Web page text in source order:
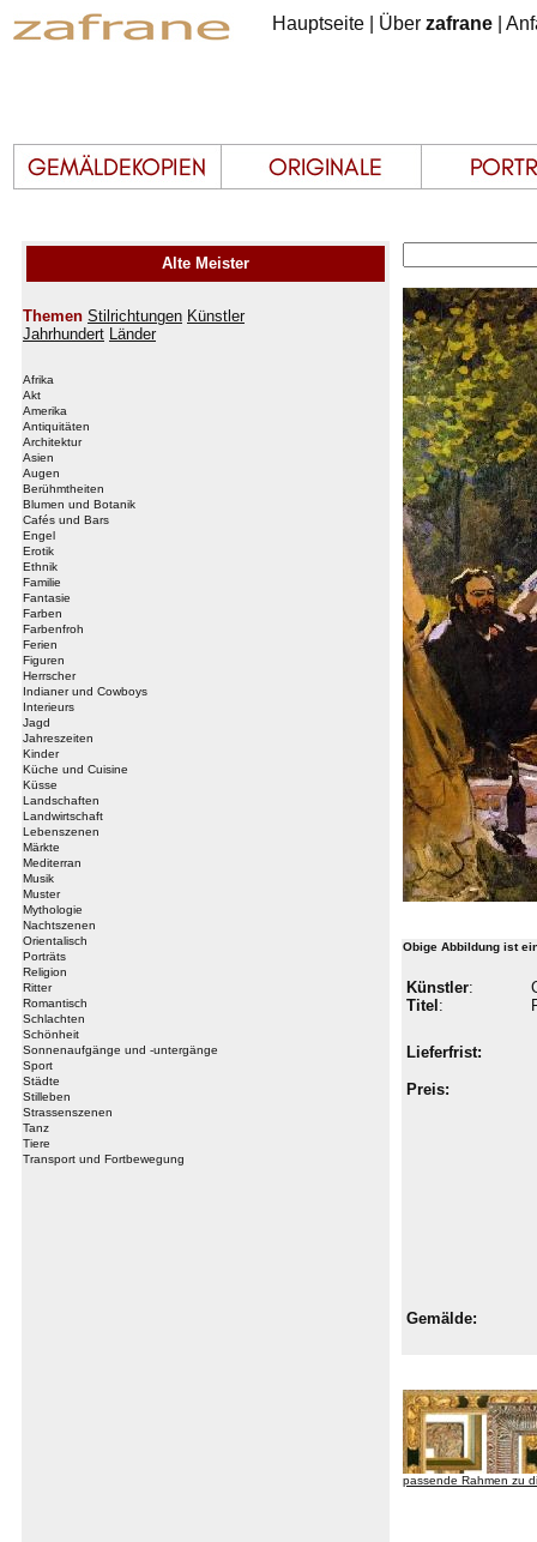
Hauptseite Über zafrane
Alte Meister
Themen Stilrichtungen Künstler
Jahrhundert Länder
Afrika
Akt
Amerika
Antiquitäten
Architektur
Asien
Augen
Berühmtheiten
Blumen und Botanik
Cafés und Bars
Engel
Erotik
Ethnik
Familie
Fantasie
Farben
Farbenfroh
Ferien
Figuren
Herrscher
Indianer und Cowboys
Interieurs
Jagd
Jahreszeiten
Kinder
Küche und Cuisine
Küsse
Landschaften
Landwirtschaft
Lebenszenen
Märkte
Mediterran
Musik
Muster
Mythologie
Nachtszenen
Orientalisch
Porträts
Religion
Ritter
Romantisch
Schlachten
Schönheit
Sonnenaufgänge und -untergänge
Sport
Städte
Stilleben
Strassenszenen
Tanz
Tiere
Transport und Fortbewegung
Obige Abbildung ist
Künstler:
Titel :
Lieferfrist:
Preis:
Gemälde:
passende Rahmen zu